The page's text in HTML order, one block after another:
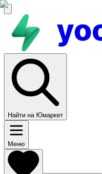
Найти на Юмаркет
Меню